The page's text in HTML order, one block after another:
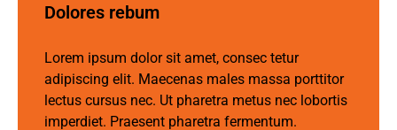
Dolores rebum ​
Lorem ipsum dolor sit amet, consec tetur
adipiscing elit. Maecenas males massa porttitor
lectus cursus nec. Ut pharetra metus nec lobortis
imperdiet. Praesent pharetra fermentum.